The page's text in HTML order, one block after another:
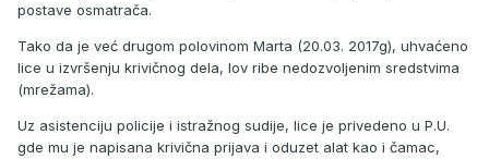
postave osmatrača.
Tako da je već drugom polovinom Marta (20.03. 2017g), uhvaćeno
lice u izvršenju krivičnog dela, lov ribe nedozvoljenim sredstvima
(mrežama).
Uz asistenciju policije i istražnog sudije, lice je privedeno u P.U.
gde mu je napisana krivična prijava i oduzet alat kao i čamac,